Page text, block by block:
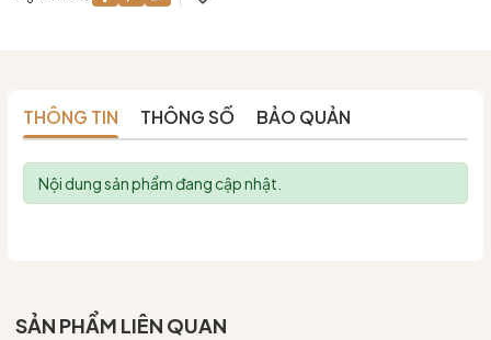
THÔNG TIN THÔNG SỐ BẢO QUẢN
Nội dung sản phẩm đang cập nhật.
SẢN PHẨM LIÊN QUAN